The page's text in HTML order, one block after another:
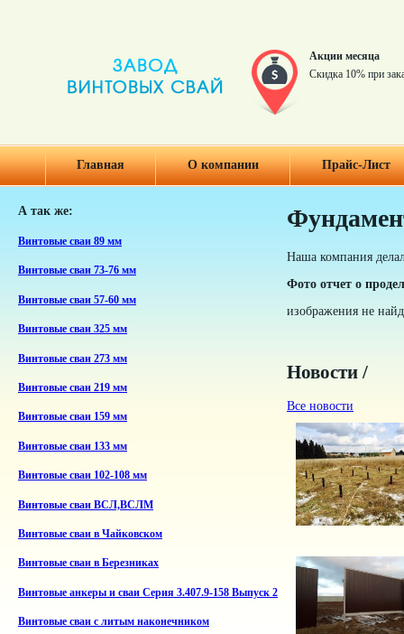
Акции месяца
Скидка 10% при
Главная О компании Прайс-Лист
А так же:
Винтовые сваи 89 мм
Винтовые сваи 73-76 мм
Винтовые сваи 57-60 мм
Винтовые сваи 325 мм
Винтовые сваи 273 мм
Винтовые сваи 219 мм
Винтовые сваи 159 мм
Винтовые сваи 133 мм
Винтовые сваи 102-108 мм
Винтовые сваи ВСЛ,ВСЛМ
Винтовые сваи в Чайковском
Винтовые сваи в Березниках
Винтовые анкеры и сваи Серия 3.407.9-158 Выпуск 2
Винтовые сваи с литым наконечником
Наша компания
Фото отчет о
изображения не
Новости /
Все новости